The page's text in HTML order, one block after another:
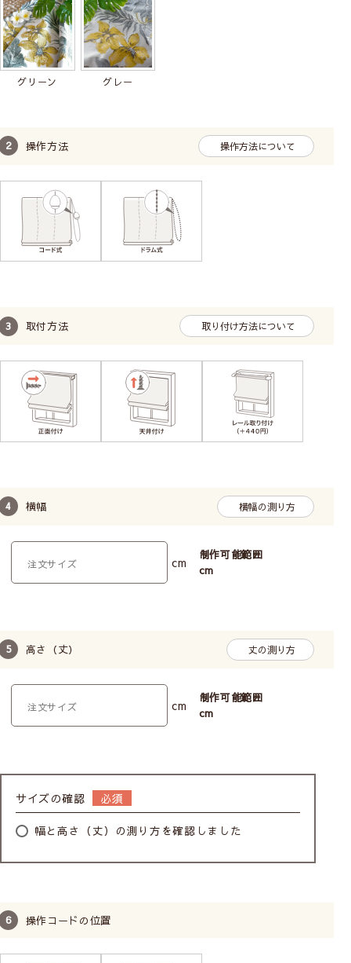
グリーン グレー
操作方法 操作方法について
取付方法 取り付け方法について
横幅 横幅の測り方
cm
制作可能範囲
cm
高さ（丈） 丈の測り方
cm
制作可能範囲
cm
サイズの確認
幅と高さ（丈）の測り方を確認しました
操作コードの位置